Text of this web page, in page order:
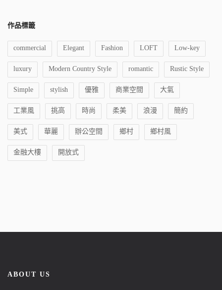
作品標籤
commercial Elegant Fashion LOFT Low-key
luxury Modern Country Style romantic Rustic Style
Simple stylish 優雅 商業空間 大氣
工業風 挑高 時尚 柔美 浪漫 簡約
美式 華麗 辦公空間 鄉村 鄉村風
金融大樓 開放式
ABOUT US